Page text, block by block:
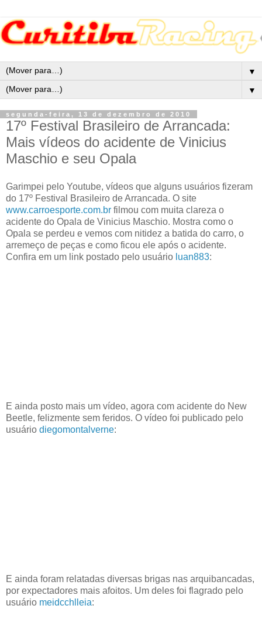
▼
▼
segunda-feira, 13 de dezembro de 2010
17º Festival Brasileiro de Arrancada:
Mais vídeos do acidente de Vinicius
Maschio e seu Opala
Garimpei pelo Youtube, vídeos que alguns usuários fizeram
do 17º Festival Brasileiro de Arrancada. O site
www.carroesporte.com.br filmou com muita clareza o
acidente do Opala de Vinicius Maschio. Mostra como o
Opala se perdeu e vemos com nitidez a batida do carro, o
arremeço de peças e como ficou ele após o acidente.
Confira em um link postado pelo usuário luan883:
E ainda posto mais um vídeo, agora com acidente do New
Beetle, felizmente sem feridos. O vídeo foi publicado pelo
usuário diegomontalverne:
E ainda foram relatadas diversas brigas nas arquibancadas,
por expectadores mais afoitos. Um deles foi flagrado pelo
usuário meidcchlleia: